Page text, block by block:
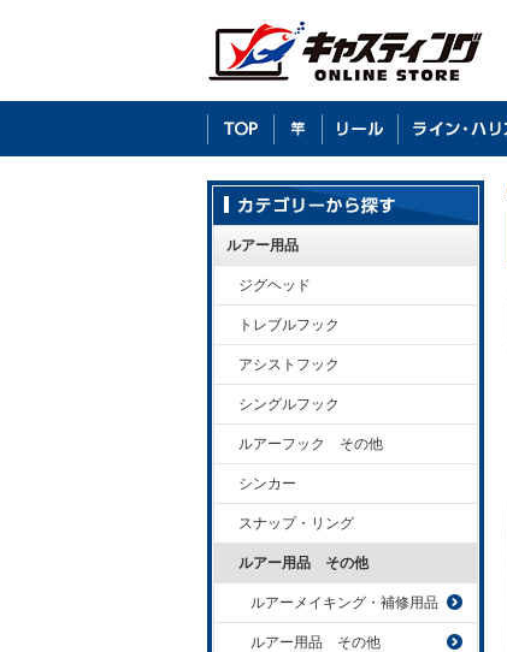
ルアー用品
ジグヘッド
トレブルフック
アシストフック
シングルフック
ルアーフック その他
シンカー
スナップ・リング
ルアー用品 その他
ルアーメイキング・補修用品
ルアー用品 その他